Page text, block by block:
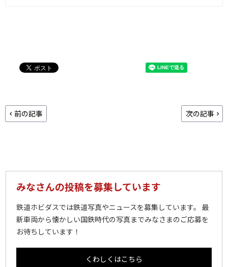
前の記事 次の記事
みなさんの投稿を募集しています
鉄道ホビダスでは鉄道写真やニュースを募集しています。 最
新車両から懐かしい国鉄時代の写真までみなさまのご応募を
お待ちしています！
くわしくはこちら